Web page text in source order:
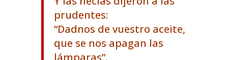
prudentes:
“Dadnos de vuestro aceite,
que se nos apagan las
lámparas”.